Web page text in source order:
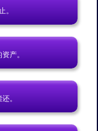
。
产。
。